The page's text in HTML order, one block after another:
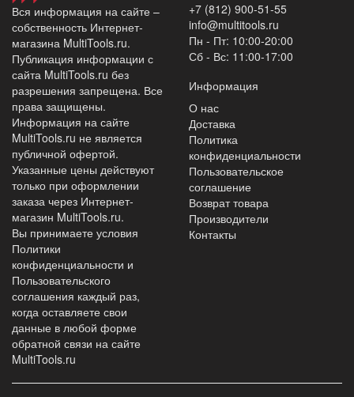
Вся информация на сайте –
собственность Интернет-
магазина MultiTools.ru.
Публикация информации с
сайта MultiTools.ru без
разрешения запрещена. Все
права защищены.
Информация на сайте
MultiTools.ru не является
публичной офертой.
Указанные цены действуют
только при оформлении
заказа через Интернет-
магазин MultiTools.ru.
Вы принимаете условия
Политики
конфиденциальности и
Пользовательского
соглашения каждый раз,
когда оставляете свои
данные в любой форме
обратной связи на сайте
MultiTools.ru
+7 (812) 900-51-55
info@multitools.ru
Пн - Пт: 10:00-20:00
Сб - Вс: 11:00-17:00
Информация
О нас
Доставка
Политика
конфиденциальности
Пользовательское
соглашение
Возврат товара
Производители
Контакты